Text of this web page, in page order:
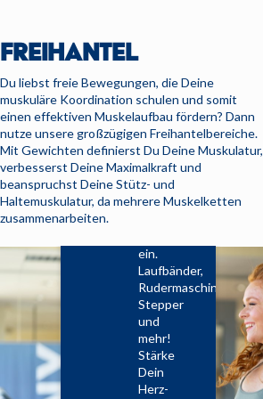
FREIHANTEL
Du liebst freie Bewegungen, die Deine
muskuläre Koordination schulen und somit
einen effektiven Muskelaufbau fördern? Dann
nutze unsere großzügigen Freihantelbereiche.
Mit Gewichten definierst Du Deine Muskulatur,
verbesserst Deine Maximalkraft und
beanspruchst Deine Stütz- und
Haltemuskulatur, da mehrere Muskelketten
zusammenarbeiten.
Dich
mit
einer
Vielzahl
an
hochwertigen
Geräten
für
ein.
Laufbänder,
Rudermaschinen,
Stepper
und
mehr!
Stärke
Dein
Herz-